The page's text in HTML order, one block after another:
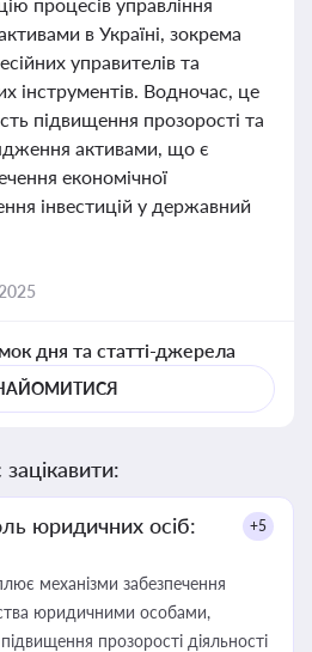
в Україні, зокрема
управителів та
інструментів. Водночас, це
підвищення прозорості та
активами, що є
економічної
інвестицій у державний
дня та статті-джерела
юридичних осіб:
+5
механізми забезпечення
юридичними особами,
прозорості діяльності